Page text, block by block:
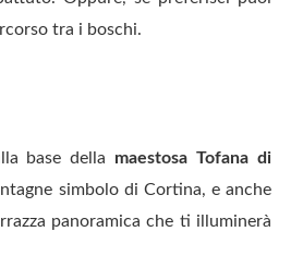
tra i boschi.
base della maestosa Tofana di
simbolo di Cortina, e anche
panoramica che ti illuminerà